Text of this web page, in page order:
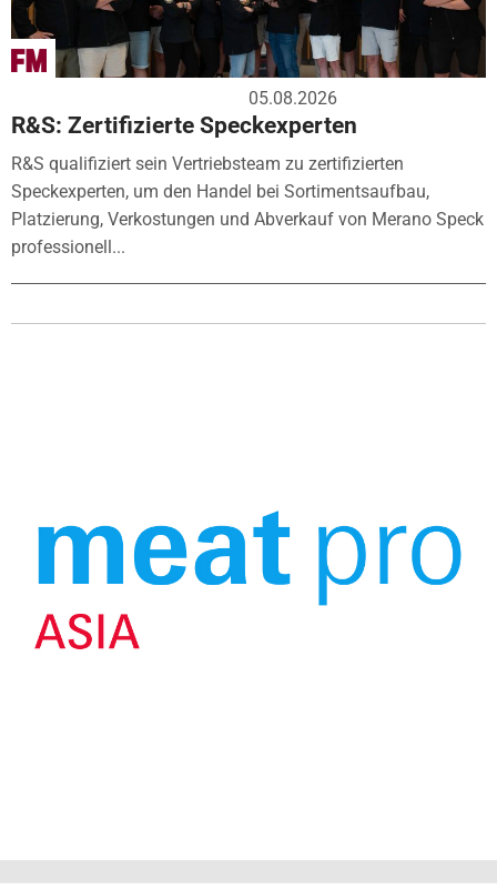
05.08.2026
R&S: Zertifizierte Speckexperten
R&S qualifiziert sein Vertriebsteam zu zertifizierten
Speckexperten, um den Handel bei Sortimentsaufbau,
Platzierung, Verkostungen und Abverkauf von Merano Speck
professionell...